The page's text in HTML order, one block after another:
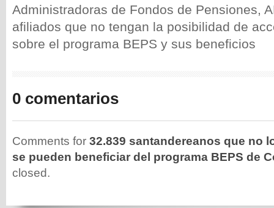
Administradoras de Fondos de Pensiones,
afiliados que no tengan la posibilidad de
sobre el programa BEPS y sus beneficios
0 comentarios
Comments for 32.839 santandereanos que no
se pueden beneficiar del programa BEPS de
closed.